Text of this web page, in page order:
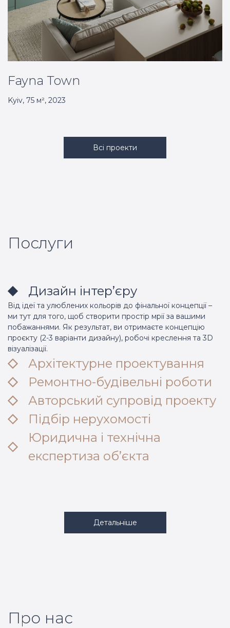
Fayna Town
Kyiv, 75 м², 2023
Всі проекти
Послуги
Дизайн інтер’єру
Від ідеї та улюблених кольорів до фінальної концепції –
ми тут для того, щоб створити простір мрії за вашими
побажаннями. Як результат, ви отримаєте концепцію
проєкту (2-3 варіанти дизайну), робочі креслення та 3D
візуалізації.
Архітектурне проектування
Ремонтно-будівельні роботи
Авторський супровід проекту
Підбір нерухомості
Юридична і технічна
експертиза об’єкта
Детальніше
Про нас